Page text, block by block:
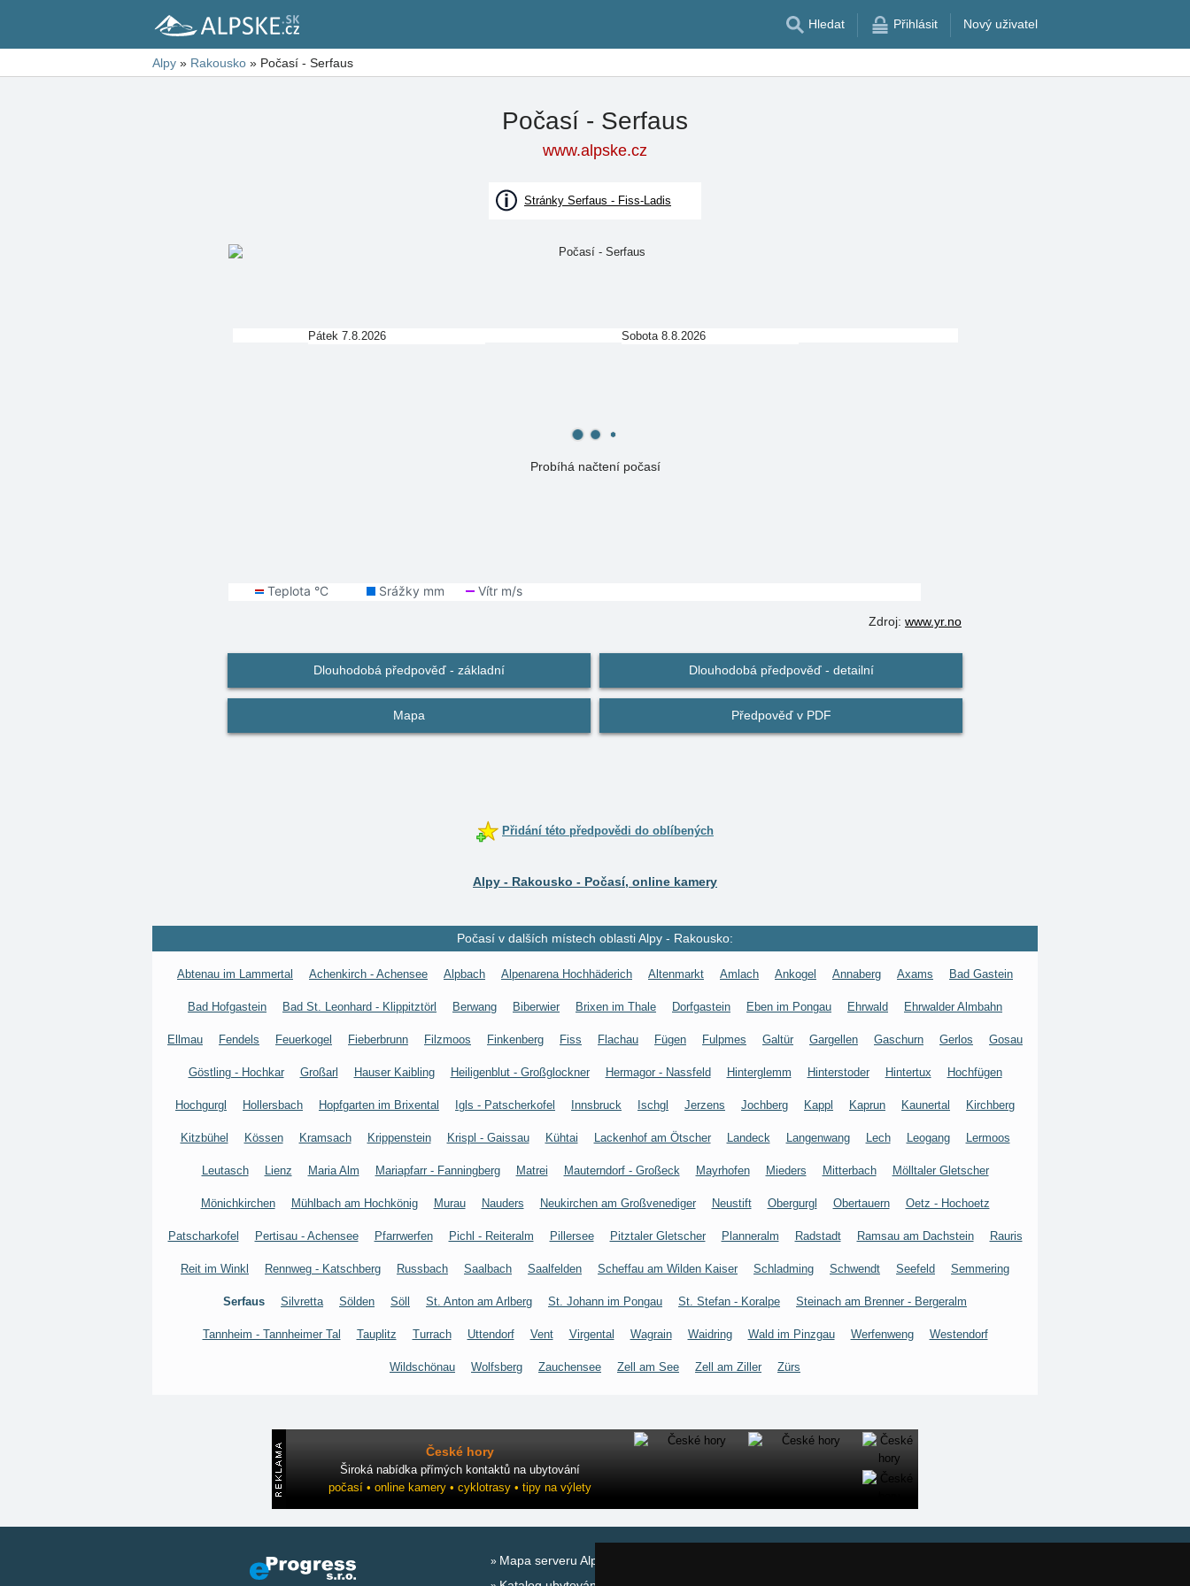
Hledat Přihlásit Nový uživatel
Alpy » Rakousko » Počasí - Serfaus
Počasí - Serfaus
www.alpske.cz
Stránky Serfaus - Fiss-Ladis
Probíhá načtení počasí
Pátek 7.8.2026 Sobota 8.8.2026
Zdroj: www.yr.no
Dlouhodobá předpověď - základní Dlouhodobá předpověď - detailní
Mapa Předpověď v PDF
Přidání této předpovědi do oblíbených
Alpy - Rakousko - Počasí, online kamery
Počasí v dalších místech oblasti Alpy - Rakousko:
Abtenau im Lammertal Achenkirch - Achensee Alpbach Alpenarena Hochhäderich Altenmarkt Amlach Ankogel Annaberg Axams Bad Gastein
Bad Hofgastein Bad St. Leonhard - Klippitztörl Berwang Biberwier Brixen im Thale Dorfgastein Eben im Pongau Ehrwald Ehrwalder Almbahn
Ellmau Fendels Feuerkogel Fieberbrunn Filzmoos Finkenberg Fiss Flachau Fügen Fulpmes Galtür Gargellen Gaschurn Gerlos Gosau
Göstling - Hochkar Großarl Hauser Kaibling Heiligenblut - Großglockner Hermagor - Nassfeld Hinterglemm Hinterstoder Hintertux Hochfügen
Hochgurgl Hollersbach Hopfgarten im Brixental Igls - Patscherkofel Innsbruck Ischgl Jerzens Jochberg Kappl Kaprun Kaunertal Kirchberg
Kitzbühel Kössen Kramsach Krippenstein Krispl - Gaissau Kühtai Lackenhof am Ötscher Landeck Langenwang Lech Leogang Lermoos
Leutasch Lienz Maria Alm Mariapfarr - Fanningberg Matrei Mauterndorf - Großeck Mayrhofen Mieders Mitterbach Mölltaler Gletscher
Mönichkirchen Mühlbach am Hochkönig Murau Nauders Neukirchen am Großvenediger Neustift Obergurgl Obertauern Oetz - Hochoetz
Patscharkofel Pertisau - Achensee Pfarrwerfen Pichl - Reiteralm Pillersee Pitztaler Gletscher Planneralm Radstadt Ramsau am Dachstein Rauris
Reit im Winkl Rennweg - Katschberg Russbach Saalbach Saalfelden Scheffau am Wilden Kaiser Schladming Schwendt Seefeld Semmering
Serfaus Silvretta Sölden Söll St. Anton am Arlberg St. Johann im Pongau St. Stefan - Koralpe Steinach am Brenner - Bergeralm
Tannheim - Tannheimer Tal Tauplitz Turrach Uttendorf Vent Virgental Wagrain Waidring Wald im Pinzgau Werfenweng Westendorf
Wildschönau Wolfsberg Zauchensee Zell am See Zell am Ziller Zürs
České hory
Široká nabídka přímých kontaktů na ubytování
počasí • online kamery • cyklotrasy • tipy na výlety
Mapa serveru Alpy - Rakousko